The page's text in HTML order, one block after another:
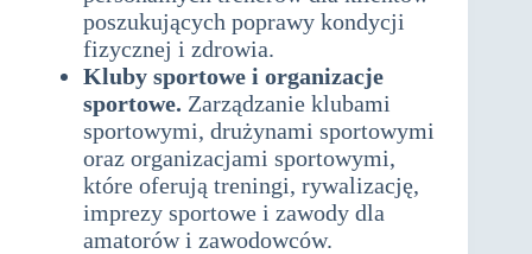
poszukujących poprawy kondycji
fizycznej i zdrowia.
Kluby sportowe i organizacje
sportowe. Zarządzanie klubami
sportowymi, drużynami sportowymi
oraz organizacjami sportowymi,
które oferują treningi, rywalizację,
imprezy sportowe i zawody dla
amatorów i zawodowców.